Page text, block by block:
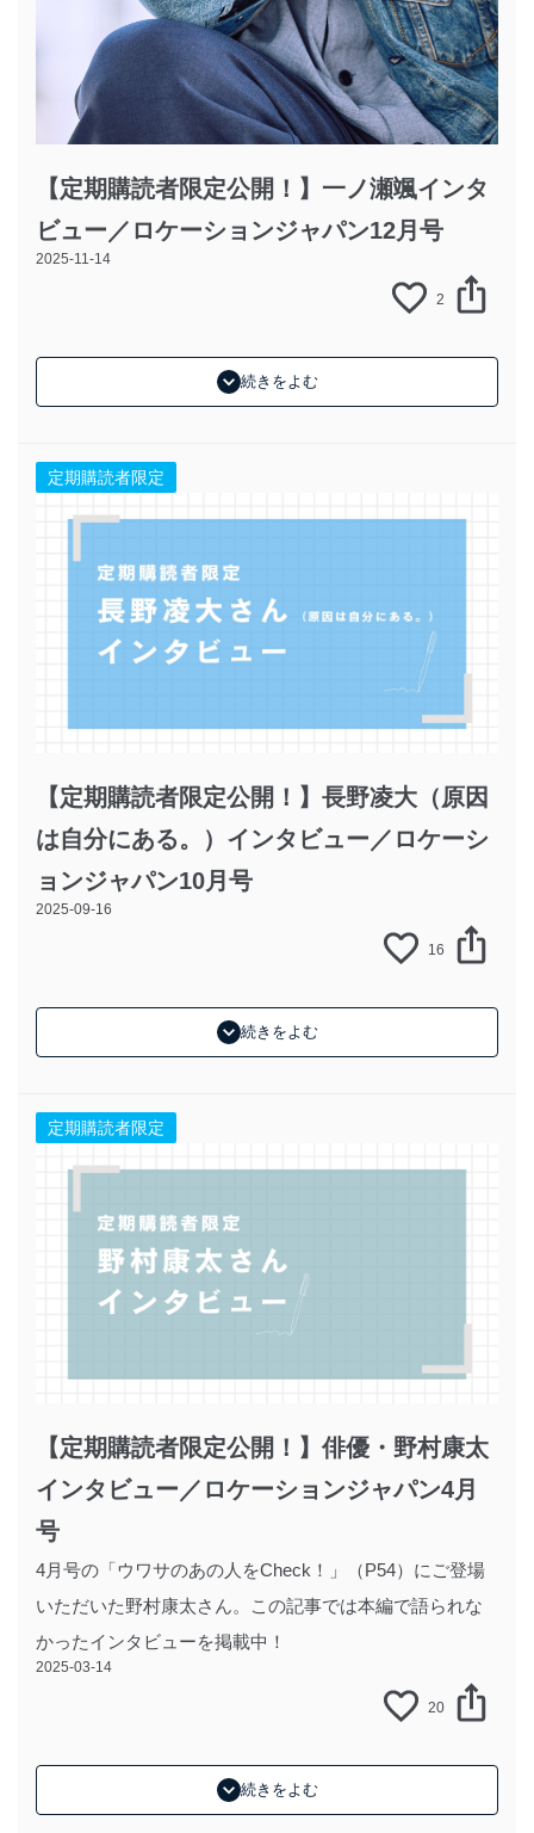
【定期購読者限定公開！】一ノ瀬颯インタ
ビュー／ロケーションジャパン12月号
2025-11-14
2
続きをよむ
定期購読者限定
【定期購読者限定公開！】長野凌大（原因
は自分にある。）インタビュー／ロケーシ
ョンジャパン10月号
2025-09-16
16
続きをよむ
定期購読者限定
【定期購読者限定公開！】俳優・野村康太
インタビュー／ロケーションジャパン4月
号
4月号の「ウワサのあの人をCheck！」（P54）にご登場
いただいた野村康太さん。この記事では本編で語られな
かったインタビューを掲載中！
2025-03-14
20
続きをよむ